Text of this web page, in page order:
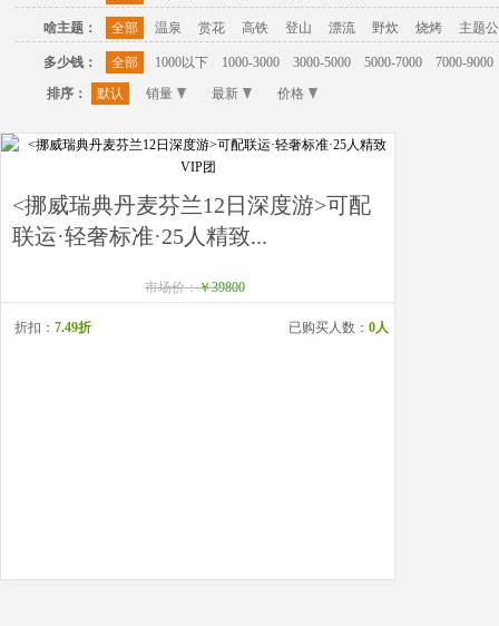
啥主题： 全部 温泉 赏花 高铁 登山 漂流 野炊 烧烤 主题
多少钱： 全部 1000以下 1000-3000 3000-5000 5000-7000
7000-9000
排序：
默认 销量 最新 价格
<挪威瑞典丹麦芬兰12日深度游>可配
联运·轻奢标准·25人精致...
市场价：￥39800
折扣： 7.49折 已购买人数： 0人